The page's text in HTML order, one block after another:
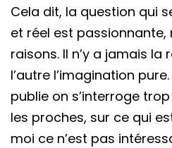
Cela dit, la question qui
et réel est passionnante,
raisons. Il n’y a jamais la
l’autre l’imagination
publie on s’interroge
les proches, sur ce qui
moi ce n’est pas